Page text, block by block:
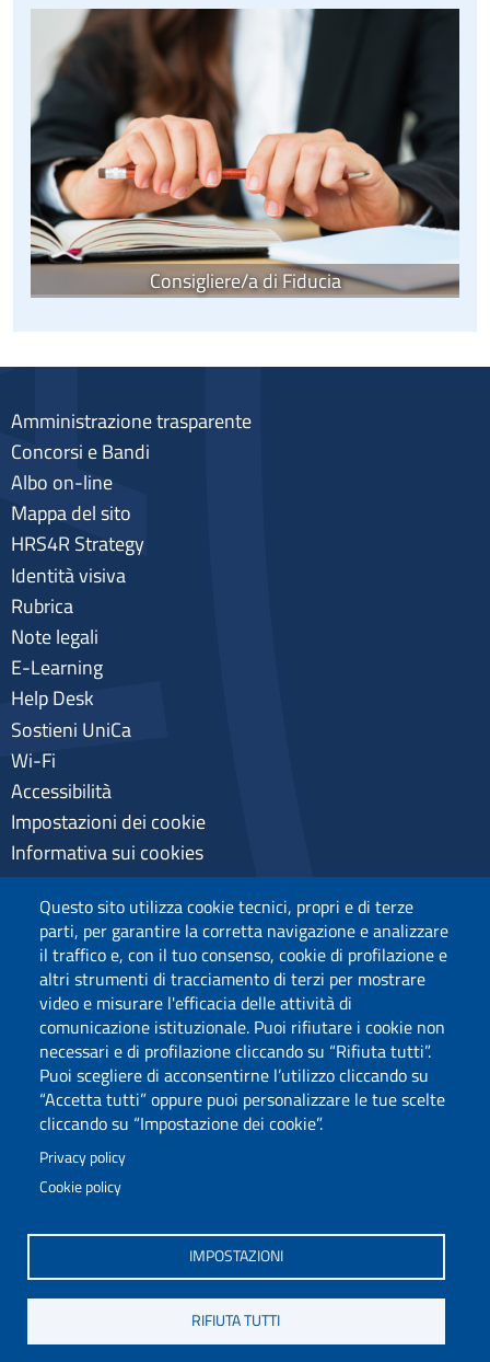
Consigliere/a di Fiducia
Image
Questo sito utilizza cookie tecnici, propri e di terze
parti, per garantire la corretta navigazione e analizzare
il traffico e, con il tuo consenso, cookie di profilazione e
altri strumenti di tracciamento di terzi per mostrare
video e misurare l'efficacia delle attività di
comunicazione istituzionale. Puoi rifiutare i cookie non
necessari e di profilazione cliccando su “Rifiuta tutti”.
Puoi scegliere di acconsentirne l’utilizzo cliccando su
“Accetta tutti” oppure puoi personalizzare le tue scelte
cliccando su “Impostazione dei cookie”.
Privacy policy
Cookie policy
IMPOSTAZIONI
RIFIUTA TUTTI
tel. 0706751
C.F.: 80019600925
P.I.: 00443370929
Posta Elettronica Certificata
Amministrazione trasparente
Concorsi e Bandi
Albo on-line
Mappa del sito
HRS4R Strategy
Identità visiva
Rubrica
Note legali
E-Learning
Help Desk
Sostieni UniCa
Wi-Fi
Accessibilità
Impostazioni dei cookie
Informativa sui cookies
Pagamenti pagoPA
Privacy